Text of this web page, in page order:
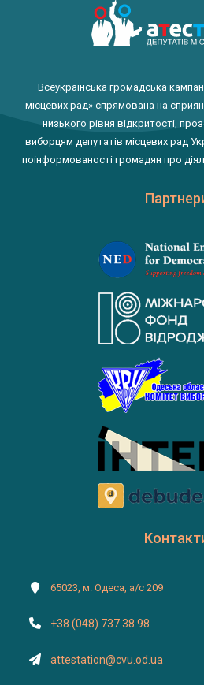
Всеукраїнська громадська
місцевих рад» спрямована на
низького рівня відкритості,
виборцям депутатів місцевих рад
поінформованості громадян про
65023, м. Одеса, а/с 209
+38 (048) 737 38 98
attestation@cvu.od.ua